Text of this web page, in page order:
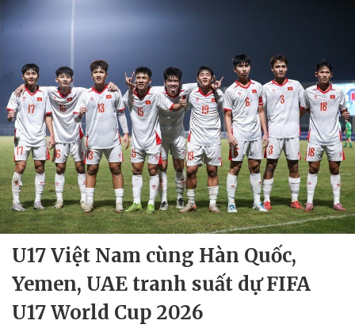
U17 Việt Nam cùng Hàn Quốc,
Yemen, UAE tranh suất dự FIFA
U17 World Cup 2026